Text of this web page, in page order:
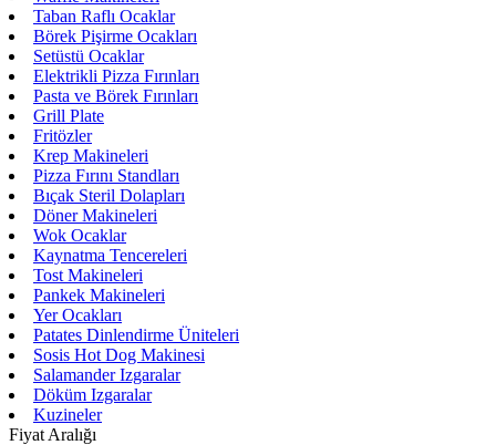
Taban Raflı Ocaklar
Börek Pişirme Ocakları
Setüstü Ocaklar
Elektrikli Pizza Fırınları
Pasta ve Börek Fırınları
Grill Plate
Fritözler
Krep Makineleri
Pizza Fırını Standları
Bıçak Steril Dolapları
Döner Makineleri
Wok Ocaklar
Kaynatma Tencereleri
Tost Makineleri
Pankek Makineleri
Yer Ocakları
Patates Dinlendirme Üniteleri
Sosis Hot Dog Makinesi
Salamander Izgaralar
Döküm Izgaralar
Kuzineler
Fiyat Aralığı